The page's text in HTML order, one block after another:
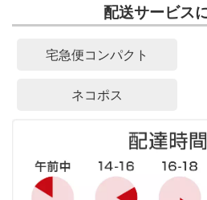
配送サービス
宅急便コンパクト
ネコポス